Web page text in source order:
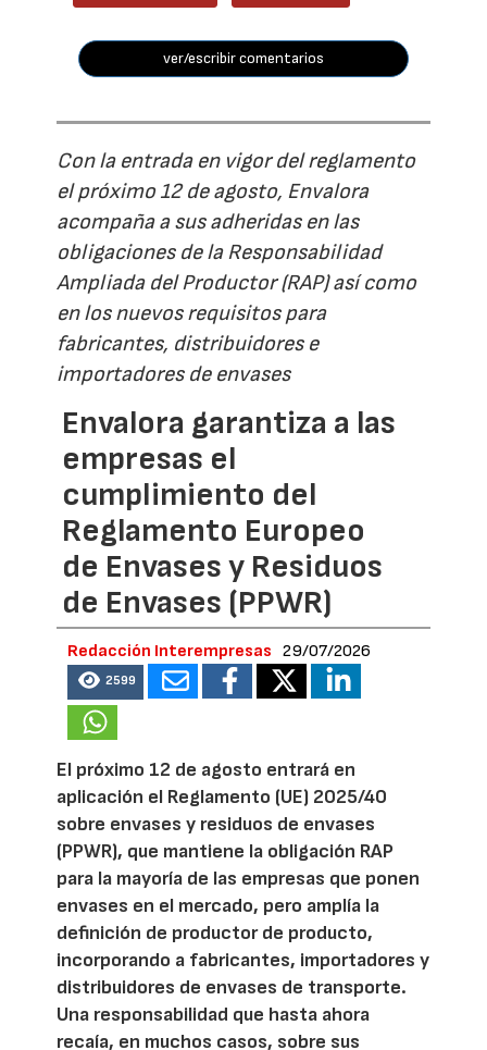
ver/escribir comentarios
Con la entrada en vigor del reglamento
el próximo 12 de agosto, Envalora
acompaña a sus adheridas en las
obligaciones de la Responsabilidad
Ampliada del Productor (RAP) así como
en los nuevos requisitos para
fabricantes, distribuidores e
importadores de envases
Envalora garantiza a las
empresas el
cumplimiento del
Reglamento Europeo
de Envases y Residuos
de Envases (PPWR)
Redacción Interempresas 29/07/2026
2599
El próximo 12 de agosto entrará en
aplicación el Reglamento (UE) 2025/40
sobre envases y residuos de envases
(PPWR), que mantiene la obligación RAP
para la mayoría de las empresas que ponen
envases en el mercado, pero amplía la
definición de productor de producto,
incorporando a fabricantes, importadores y
distribuidores de envases de transporte.
Una responsabilidad que hasta ahora
recaía, en muchos casos, sobre sus